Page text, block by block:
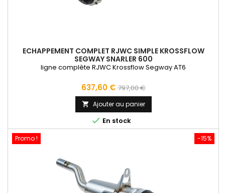
ECHAPPEMENT COMPLET RJWC SIMPLE KROSSFLOW
SEGWAY SNARLER 600
ligne complète RJWC Krossflow Segway AT6
Prix
637,60 € Prix
base
797,00 €
 Ajouter au panier
 En stock
-15%
Promo !